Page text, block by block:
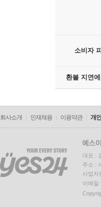
소비자
환불 지연
회사소개 인재채용 이용약관 개
대표 :
주소 :
사업자
이메일